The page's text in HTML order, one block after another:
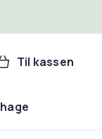
Til kassen